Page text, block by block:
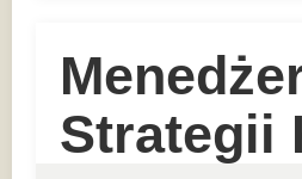
Strategii